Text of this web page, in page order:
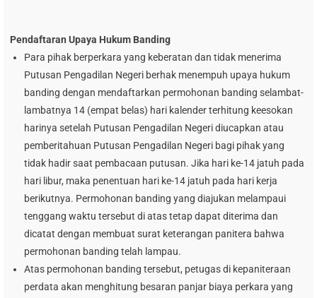
Pendaftaran Upaya Hukum Banding
Para pihak berperkara yang keberatan dan tidak menerima
Putusan Pengadilan Negeri berhak menempuh upaya hukum
banding dengan mendaftarkan permohonan banding selambat-
lambatnya 14 (empat belas) hari kalender terhitung keesokan
harinya setelah Putusan Pengadilan Negeri diucapkan atau
pemberitahuan Putusan Pengadilan Negeri bagi pihak yang
tidak hadir saat pembacaan putusan. Jika hari ke-14 jatuh pada
hari libur, maka penentuan hari ke-14 jatuh pada hari kerja
berikutnya. Permohonan banding yang diajukan melampaui
tenggang waktu tersebut di atas tetap dapat diterima dan
dicatat dengan membuat surat keterangan panitera bahwa
permohonan banding telah lampau.
Atas permohonan banding tersebut, petugas di kepaniteraan
perdata akan menghitung besaran panjar biaya perkara yang